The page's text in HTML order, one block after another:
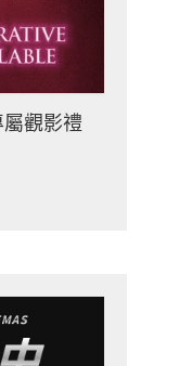
觀影禮